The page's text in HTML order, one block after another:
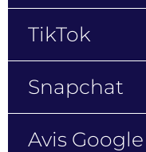
TikTok
Snapchat
Avis Google